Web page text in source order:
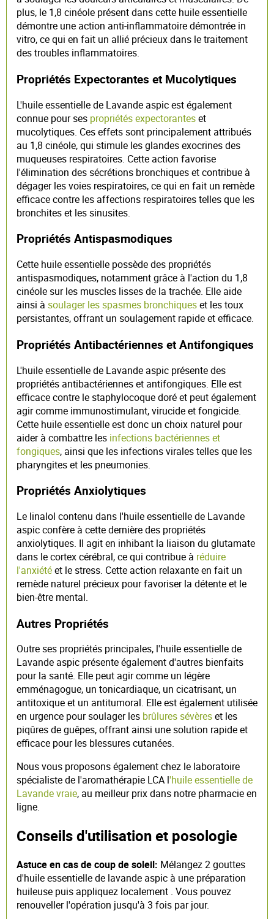
plus, le 1,8 cinéole présent dans cette huile essentielle
démontre une action anti-inflammatoire démontrée in
vitro, ce qui en fait un allié précieux dans le traitement
des troubles inflammatoires.
Propriétés Expectorantes et Mucolytiques
L'huile essentielle de Lavande aspic est également
connue pour ses propriétés expectoranteset
mucolytiques. Ces effets sont principalement attribués
au 1,8 cinéole, qui stimule les glandes exocrines des
muqueuses respiratoires. Cette action favorise
l'élimination des sécrétions bronchiques et contribue à
dégager les voies respiratoires, ce qui en fait un remède
efficace contre les affections respiratoires telles que les
bronchites et les sinusites.
Propriétés Antispasmodiques
Cette huile essentielle possède des propriétés
antispasmodiques, notamment grâce à l'action du 1,8
cinéole sur les muscles lisses de la trachée. Elle aide
ainsi à soulager les spasmes bronchiqueset les toux
persistantes, offrant un soulagement rapide et efficace.
Propriétés Antibactériennes et Antifongiques
L'huile essentielle de Lavande aspic présente des
propriétés antibactériennes et antifongiques. Elle est
efficace contre le staphylocoque doré et peut également
agir comme immunostimulant, virucide et fongicide.
Cette huile essentielle est donc un choix naturel pour
aider à combattre les infections bactériennes et
fongiques, ainsi que les infections virales telles que les
pharyngites et les pneumonies.
Propriétés Anxiolytiques
Le linalol contenu dans l'huile essentielle de Lavande
aspic confère à cette dernière des propriétés
anxiolytiques. Il agit en inhibant la liaison du glutamate
dans le cortex cérébral, ce qui contribue à réduire
l'anxiétéet le stress. Cette action relaxante en fait un
remède naturel précieux pour favoriser la détente et le
bien-être mental.
Autres Propriétés
Outre ses propriétés principales, l'huile essentielle de
Lavande aspic présente également d'autres bienfaits
pour la santé. Elle peut agir comme un légère
emménagogue, un tonicardiaque, un cicatrisant, un
antitoxique et un antitumoral. Elle est également utilisée
en urgence pour soulager les brûlures sévèreset les
piqûres de guêpes, offrant ainsi une solution rapide et
efficace pour les blessures cutanées.
Nous vous proposons également chez le laboratoire
spécialiste de l'aromathérapie LCA l'huile essentielle de
Lavande vraie, au meilleur prix dans notre pharmacie en
ligne.
Conseils d'utilisation et posologie
Astuce en cas de coup de soleil: Mélangez 2 gouttes
d'huile essentielle de lavande aspic à une préparation
huileuse puis appliquez localement . Vous pouvez
renouveller l'opération jusqu'à 3 fois par jour.